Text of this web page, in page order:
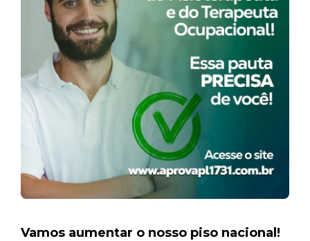
Vamos aumentar o nosso piso nacional!